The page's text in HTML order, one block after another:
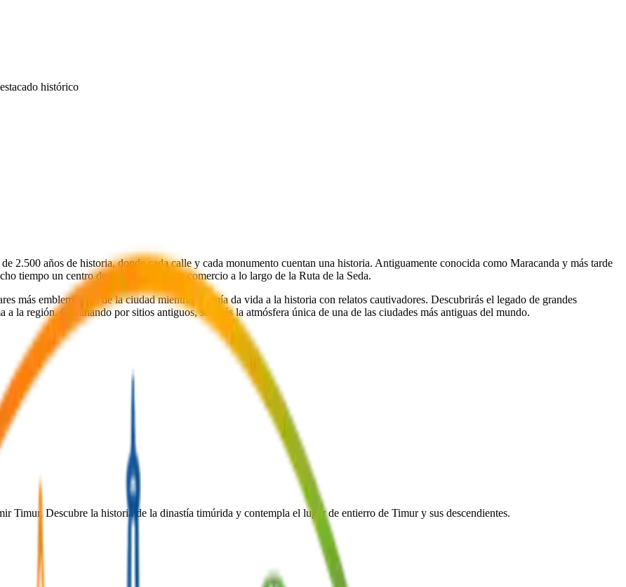
2.500 años de historia, donde cada calle y cada monumento cuentan una historia. Antiguamente conocida como Maracanda y más tarde
tiempo un centro de cultura, ciencia y comercio a lo largo de la Ruta de la Seda.
más emblemáticos de la ciudad mientras tu guía da vida a la historia con relatos cautivadores. Descubrirás el legado de grandes
la región. Caminando por sitios antiguos, sentirás la atmósfera única de una de las ciudades más antiguas del mundo.
Timur. Descubre la historia de la dinastía timúrida y contempla el lugar de entierro de Timur y sus descendientes.